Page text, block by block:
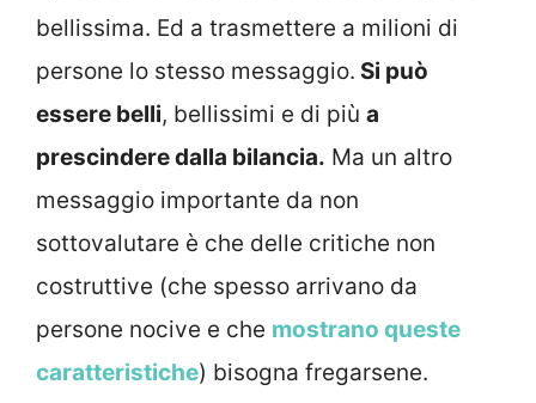
bellissima. Ed a trasmettere a milioni di
persone lo stesso messaggio. Si può
essere belli, bellissimi e di più a
prescindere dalla bilancia. Ma un altro
messaggio importante da non
sottovalutare è che delle critiche non
costruttive (che spesso arrivano da
persone nocive e che mostrano queste
caratteristiche) bisogna fregarsene.